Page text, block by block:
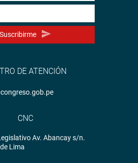
Suscribirme
DE ATENCIÓN
CNC
Av. Abancay s/n.
Lima